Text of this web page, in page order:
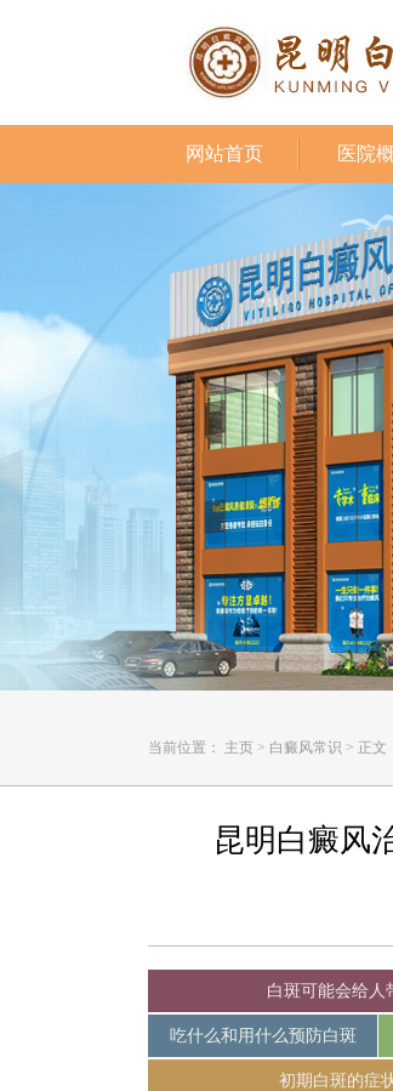
网站首页 医院
当前位置： 主页 > 白癜风常识 > 正文
昆明白癜风
白斑可能会给人
吃什么和用什么预防白斑
初期白斑的症